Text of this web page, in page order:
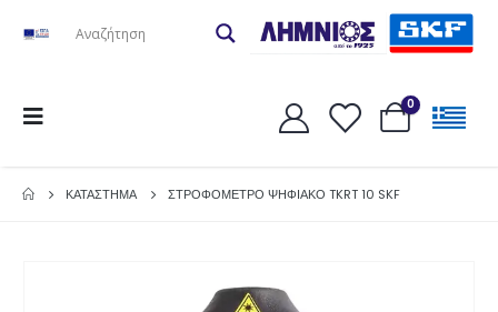
0
ΚΑΤΆΣΤΗΜΑ ΣΤΡΟΦΟΜΕΤΡΟ ΨΗΦΙΑΚΟ TKRT 10 SKF